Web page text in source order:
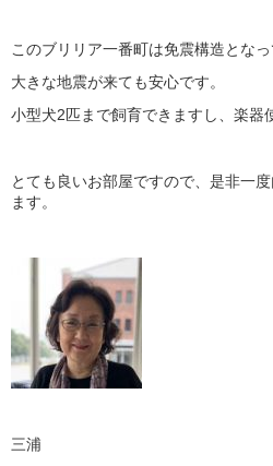
このブリリア一番町は免震構造となっ
大きな地震が来ても安心です。
小型犬2匹まで飼育できますし、楽器
とても良いお部屋ですので、是非一
ます。
三浦